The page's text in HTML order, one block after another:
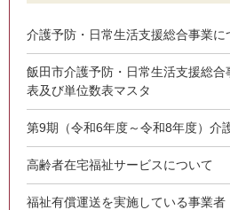
介護予防・日常生活支援総合事業に
飯田市介護予防・日常生活支援総合
表及び単位数表マスタ
第9期（令和6年度～令和8年度）介
高齢者在宅福祉サービスについて
福祉有償運送を実施している事業者